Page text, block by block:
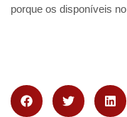
porque os disponíveis